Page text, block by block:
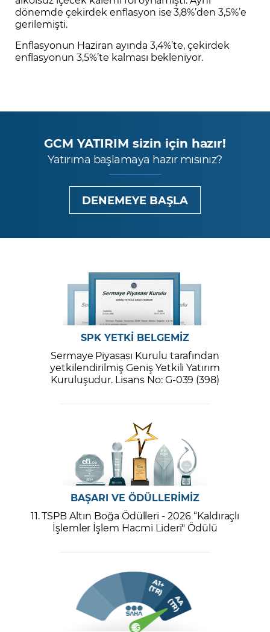
dönemde çekirdek enflasyon ise 3,8%’den 3,5%’e
gerilemişti.
Enflasyonun Haziran ayında 3,4%’te, çekirdek
enflasyonun 3,5%’te kalması bekleniyor.
GCM YATIRIM sizin için hazır!
Yatırıma başlamaya hazır mısınız?
DENEMEYE BAŞLA
SPK YETKİ BELGEMİZ
Sermaye Piyasası Kurulu tarafından
yetkilendirilmiş Geniş Yetkili Yatırım
Kuruluşudur. Lisans No: G-039 (398)
BAŞARI VE ÖDÜLLERİMİZ
11. TSPB Altın Boğa Ödülleri - 2026 “Kaldıraçlı
İşlemler İşlem Hacmi Lideri" Ödülü